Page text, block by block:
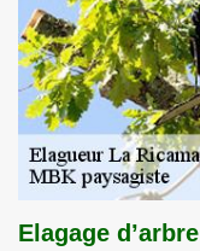
Elagage d’arbre